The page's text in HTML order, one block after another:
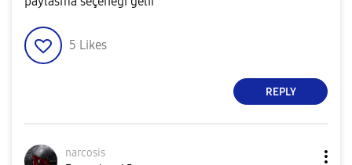
5 Likes
REPLY
narcosis